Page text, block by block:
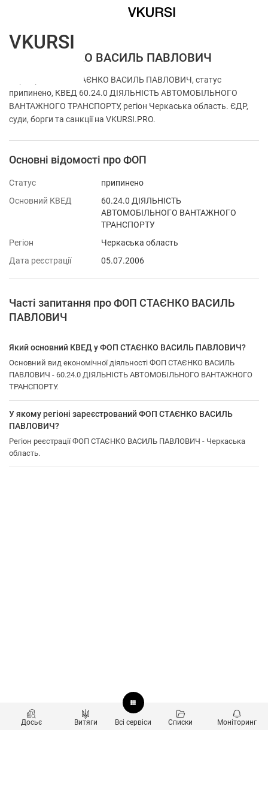
ФОП СТАЄНКО ВАСИЛЬ ПАВЛОВИЧ
Перевірка ФОП СТАЄНКО ВАСИЛЬ ПАВЛОВИЧ, статус
припинено, КВЕД 60.24.0 ДІЯЛЬНІСТЬ АВТОМОБІЛЬНОГО
ВАНТАЖНОГО ТРАНСПОРТУ, регіон Черкаська область. ЄДР,
суди, борги та санкції на VKURSI.PRO.
Основні відомості про ФОП
Статус
припинено
Основний КВЕД
60.24.0 ДІЯЛЬНІСТЬ
АВТОМОБІЛЬНОГО ВАНТАЖНОГО
ТРАНСПОРТУ
Регіон
Черкаська область
Дата реєстрації
05.07.2006
Часті запитання про ФОП СТАЄНКО ВАСИЛЬ
ПАВЛОВИЧ
Який основний КВЕД у ФОП СТАЄНКО ВАСИЛЬ ПАВЛОВИЧ?
Основний вид економічної діяльності ФОП СТАЄНКО ВАСИЛЬ
ПАВЛОВИЧ - 60.24.0 ДІЯЛЬНІСТЬ АВТОМОБІЛЬНОГО ВАНТАЖНОГО
ТРАНСПОРТУ.
У якому регіоні зареєстрований ФОП СТАЄНКО ВАСИЛЬ
ПАВЛОВИЧ?
Регіон реєстрації ФОП СТАЄНКО ВАСИЛЬ ПАВЛОВИЧ - Черкаська
область.
Досьє Витяги Всі сервіси Списки Моніторинг
VKURSI